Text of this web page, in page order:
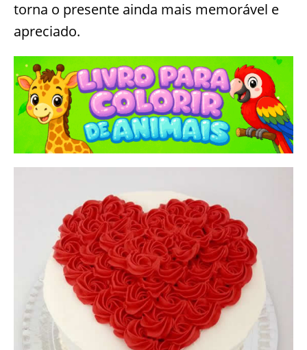
torna o presente ainda mais memorável e
apreciado.